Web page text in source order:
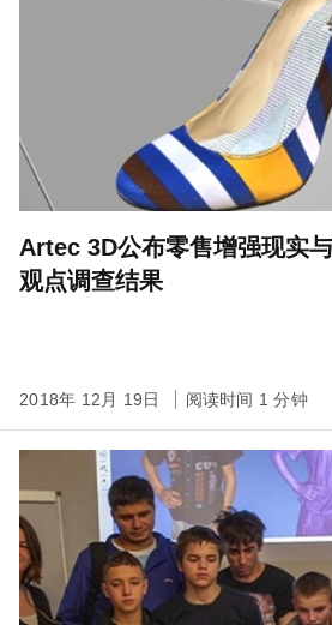
Artec 3D公布零售增强现实
观点调查结果
2018年 12月 19日 阅读时间 1 分钟